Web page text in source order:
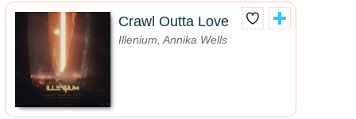
Crawl Outta Love
Illenium, Annika Wells